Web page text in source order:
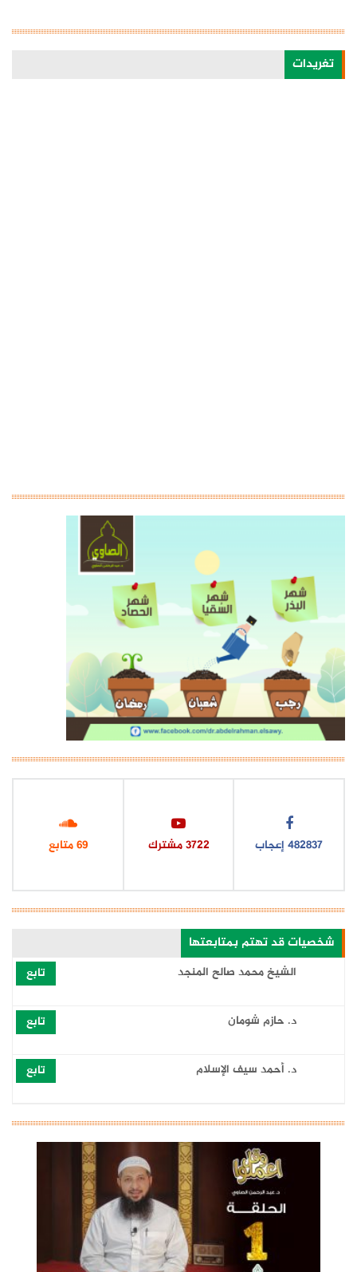
تغريدات
534365 إعجاب 4136مشترك 77متابع
شخصيات قد تهتم بمتابعتها
الشيخ محمد صالح المنجد تابع
‏د. حازم شومان تابع
د. أحمد سيف الإسلام تابع
د. غريب رمضان تابع
د. خالد الحداد